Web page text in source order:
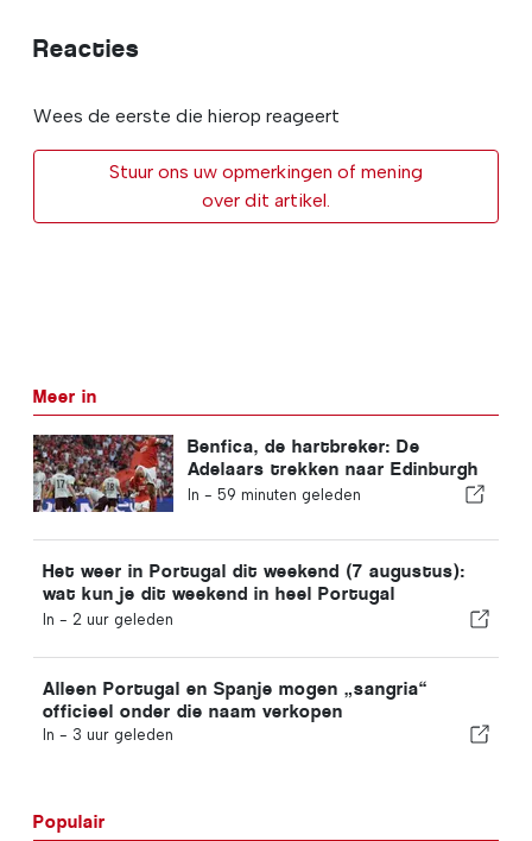
Reacties
Wees de eerste die hierop reageert
Stuur ons uw opmerkingen of mening
over dit artikel.
Meer in
Benfica, de hartbreker: De
Adelaars trekken naar Edinburgh
met één voet al in de volgende
In - 59 minuten geleden
Het weer in Portugal dit weekend (7 augustus):
wat kun je dit weekend in heel Portugal
verwachten?
In - 2 uur geleden
Alleen Portugal en Spanje mogen „sangria“
officieel onder die naam verkopen
In - 3 uur geleden
Populair